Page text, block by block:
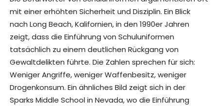
mit einer erhöhten Sicherheit und Disziplin. Ein Blick
nach Long Beach, Kalifornien, in den 1990er Jahren
zeigt, dass die Einführung von Schuluniformen
tatsächlich zu einem deutlichen Rückgang von
Gewaltdelikten führte. Die Zahlen sprechen für sich:
Weniger Angriffe, weniger Waffenbesitz, weniger
Drogenkonsum. Ein ähnliches Bild zeigt sich in der
Sparks Middle School in Nevada, wo die Einführung